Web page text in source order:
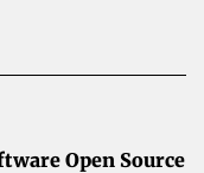
Open Source